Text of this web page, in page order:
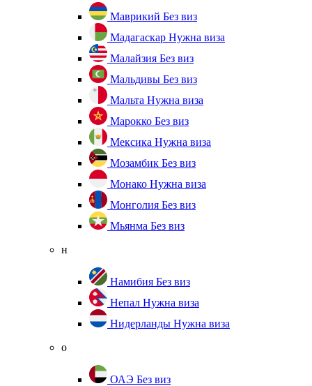
Маврикий Без виз
Мадагаскар Нужна виза
Малайзия Без виз
Мальдивы Без виз
Мальта Нужна виза
Марокко Без виз
Мексика Нужна виза
Мозамбик Без виз
Монако Нужна виза
Монголия Без виз
Мьянма Без виз
н
Намибия Без виз
Непал Нужна виза
Нидерланды Нужна виза
о
ОАЭ Без виз